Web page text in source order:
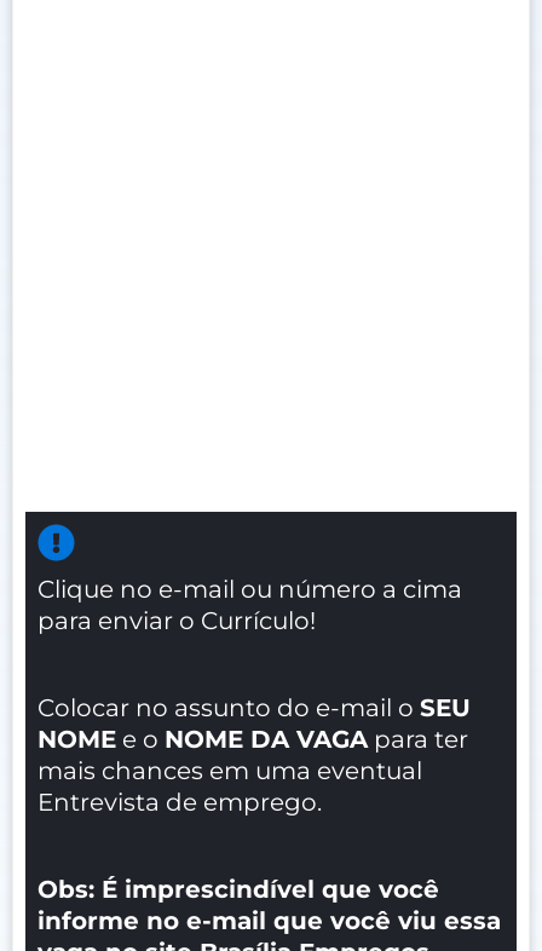
Clique no e-mail ou número a cima
para enviar o Currículo!
Colocar no assunto do e-mail o SEU
NOME e o NOME DA VAGA para ter
mais chances em uma eventual
Entrevista de emprego.
Obs: É imprescindível que você
informe no e-mail que você viu essa